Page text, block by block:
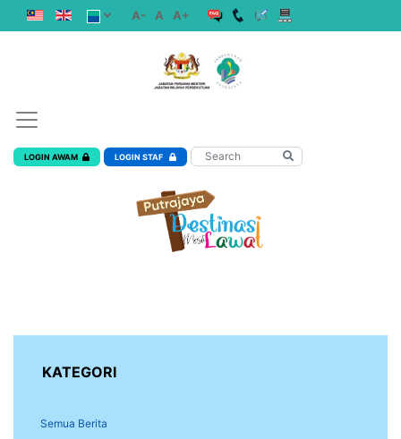
A- A A+
LOGIN AWAM LOGIN STAF
KATEGORI
Semua Berita